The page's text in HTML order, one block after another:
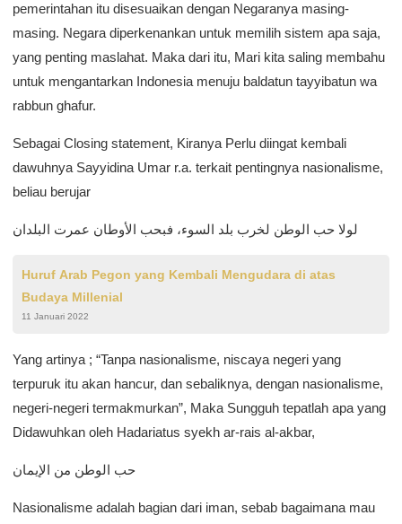
pemerintahan itu disesuaikan dengan Negaranya masing-
masing. Negara diperkenankan untuk memilih sistem apa saja,
yang penting maslahat. Maka dari itu, Mari kita saling membahu
untuk mengantarkan Indonesia menuju baldatun tayyibatun wa
rabbun ghafur.
Sebagai Closing statement, Kiranya Perlu diingat kembali
dawuhnya Sayyidina Umar r.a. terkait pentingnya nasionalisme,
beliau berujar
لولا حب الوطن لخرب بلد السوء، فبحب الأوطان عمرت البلدان
Huruf Arab Pegon yang Kembali Mengudara di atas
Budaya Millenial
11 Januari 2022
Yang artinya ; “Tanpa nasionalisme, niscaya negeri yang
terpuruk itu akan hancur, dan sebaliknya, dengan nasionalisme,
negeri-negeri termakmurkan”, Maka Sungguh tepatlah apa yang
Didawuhkan oleh Hadariatus syekh ar-rais al-akbar,
حب الوطن من الإيمان
Nasionalisme adalah bagian dari iman, sebab bagaimana mau